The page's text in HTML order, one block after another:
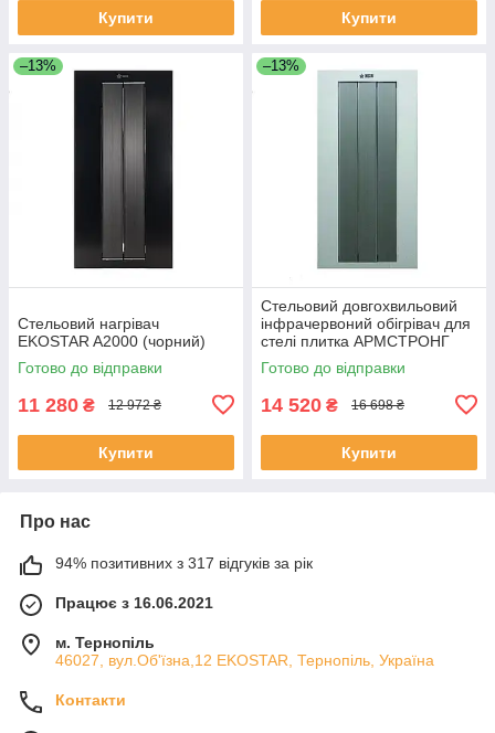
Купити Купити
–13%
Стельовий нагрівач
EKOSTAR A2000 (чорний)
Готово до відправки
11 280 ₴ 12 972 ₴
Купити
–13%
Стельовий довгохвильовий
інфрачервоний обігрівач для
стелі плитка АРМСТРОНГ
EKOSTAR А3000
Готово до відправки
14 520 ₴ 16 698 ₴
Купити
Про нас
94% позитивних з 317 відгуків за рік
Працює з 16.06.2021
м. Тернопіль
46027, вул.Об'їзна,12 EKOSTAR, Тернопіль, Україна
Контакти